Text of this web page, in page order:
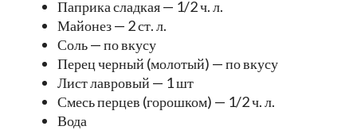
Паприка сладкая — 1/2 ч. л.
Майонез — 2 ст. л.
Соль — по вкусу
Перец черный (молотый) — по вкусу
Лист лавровый — 1 шт
Смесь перцев (горошком) — 1/2 ч. л.
Вода